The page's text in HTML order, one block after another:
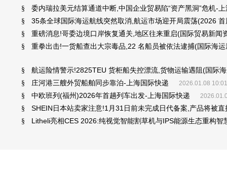
§ 委内瑞拉美元结算通道中断,中国企业贸易陷“资产黑洞”危机-
§ 35条全球国际海运航线突然取消,航运市场迎开局震荡(2026 首
§ 重磅消息!哥委边境口岸恢复通关,地区往来重启(国际贸易新闻
§ 重拳出击!一货船查出大宗毒品,22 名船员被依法逮捕(国际海
§ 航运险情警示!2825TEU 货柜船失控漂流,货物运输遇阻(国际
§ 庄河港三艘外贸船舶同步靠泊-上海国际快递 2026.01.08 10:01
§ 中欧班列(福州)2026年首趟列车出发-上海国际快递
§ SHEIN日本站卖家注意!1月31日前未完成日代备案,产品将被
§ Litheli亮相CES 2026:纯视觉智能割草机与IPS能源生态重构智